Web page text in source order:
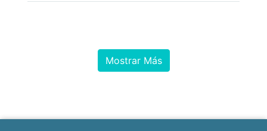
Mostrar Más